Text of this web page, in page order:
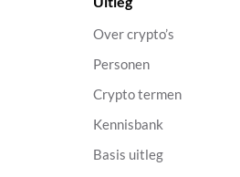
Over crypto’s
Personen
Crypto termen
Kennisbank
Basis uitleg